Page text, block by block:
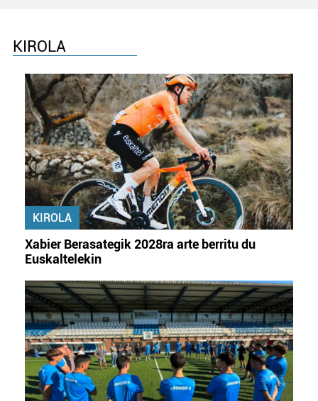
KIROLA
KIROLA
Xabier Berasategik 2028ra arte berritu du
Euskaltelekin